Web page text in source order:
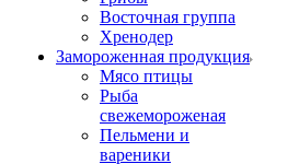
Восточная группа
Хренодер
Замороженная продукция
Мясо птицы
Рыба
свежемороженая
Пельмени и
вареники